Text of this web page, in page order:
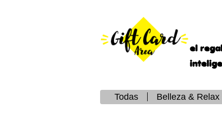
el
Todas Belleza & Relax